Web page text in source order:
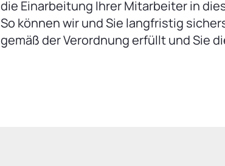
die Einarbeitung Ihrer Mitarbeiter in
So können wir und Sie langfristig
gemäß der Verordnung erfüllt und Sie